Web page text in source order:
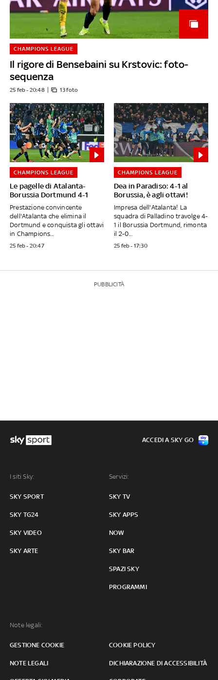
Il rigore di Bensebaini su Krstovic: foto-
sequenza
CHAMPIONS LEAGUE
25 feb - 20:48 13 foto
Le pagelle di Atalanta-
Borussia Dortmund 4-1
CHAMPIONS LEAGUE
Prestazione convincente
dell'Atalanta che elimina il
Dortmund e conquista gli ottavi
in Champions...
25 feb - 20:47
Dea in Paradiso: 4-1 al
Borussia, è agli ottavi!
CHAMPIONS LEAGUE
Impresa dell'Atalanta! La
squadra di Palladino travolge 4-
1 il Borussia Dortmund, rimonta
il 2-0...
25 feb - 17:30
PUBBLICITÀ
I siti Sky:
SKY SPORT
SKY TG24
SKY VIDEO
SKY ARTE
Servizi:
SKY TV
SKY APPS
NOW
SKY BAR
SPAZI SKY
PROGRAMMI
Note legali:
GESTIONE COOKIE COOKIE POLICY
NOTE LEGALI DICHIARAZIONE DI ACCESSIBILITÀ
ACCEDI A SKY GO